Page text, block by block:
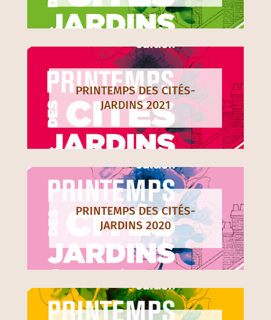
PRINTEMPS DES CITÉS-
JARDINS 2021
PRINTEMPS DES CITÉS-
JARDINS 2020